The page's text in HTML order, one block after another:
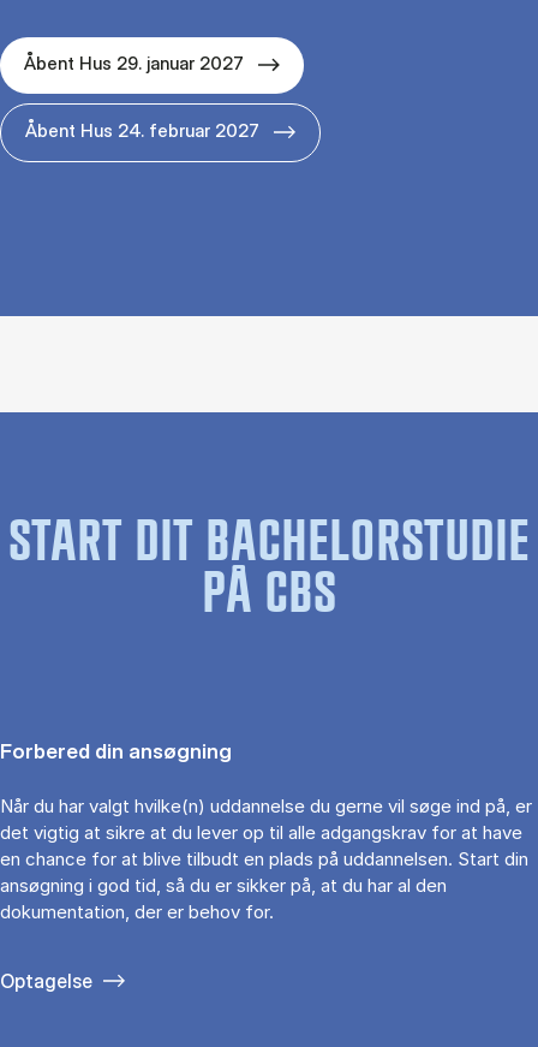
Åbent Hus 29. januar 2027
Åbent Hus 24. februar 2027
START DIT BACHELORSTUDIE
PÅ CBS
Forbered din ansøgning
Når du har valgt hvilke(n) uddannelse du gerne vil søge ind på, er
det vigtig at sikre at du lever op til alle adgangskrav for at have
en chance for at blive tilbudt en plads på uddannelsen. Start din
ansøgning i god tid, så du er sikker på, at du har al den
dokumentation, der er behov for.
Optagelse